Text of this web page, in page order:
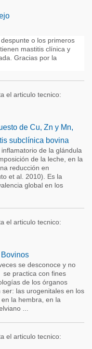
o los primeros
mastitis clínica y
Gracias por la
el articulo tecnico:
de Cu, Zn y Mn,
subclínica bovina
de la glándula
de la leche, en la
reducción en
et al. 2010). Es la
global en los
el articulo tecnico:
se desconoce y no
practica con fines
de los órganos
las urogenitales en los
la hembra, en la
...
el articulo tecnico: